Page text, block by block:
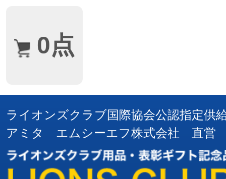
ライオンズクラブ国際協会公認指定供
アミタ エムシーエフ株式会社 直営
0点